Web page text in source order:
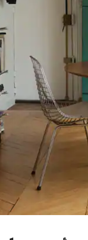
السحب.